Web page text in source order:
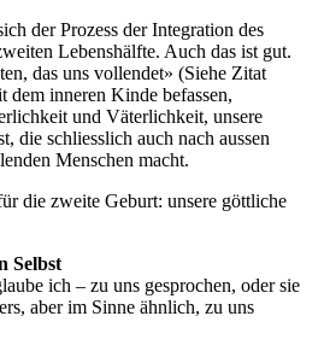
der Prozess der Integration des
Lebenshälfte. Auch das ist gut.
das uns vollendet» (Siehe Zitat
dem inneren Kinde befassen,
und Väterlichkeit, unsere
die schliesslich auch nach aussen
Menschen macht.
die zweite Geburt: unsere göttliche
Selbst
ich – zu uns gesprochen, oder sie
aber im Sinne ähnlich, zu uns